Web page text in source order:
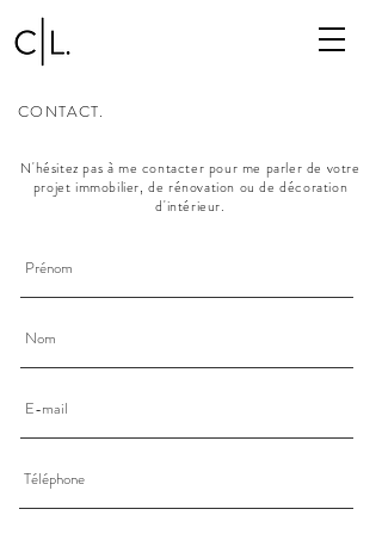
CONTACT.
N'hésitez pas à me contacter pour me parler de votre
projet immobilier, de rénovation ou de décoration
d'intérieur.